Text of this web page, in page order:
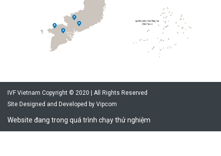
IVF Vietnam Copyright © 2020 | All Rights Reserved
Site Designed and Developed by Vipcom
Website đang trong quá trình chạy thử nghiệm